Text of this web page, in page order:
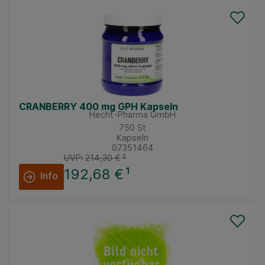
CRANBERRY 400 mg GPH Kapseln
Hecht-Pharma GmbH
750 St
Kapseln
07351464
Info 192,68 €¹
UVP: 214,30 €³